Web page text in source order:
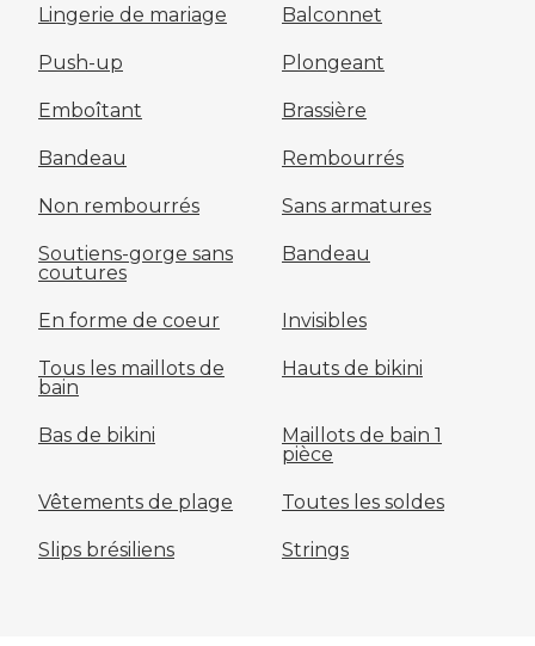
Lingerie de mariage Balconnet
Push-up Plongeant
Emboîtant Brassière
Bandeau Rembourrés
Non rembourrés Sans armatures
Soutiens-gorge sans
coutures
Bandeau
En forme de coeur Invisibles
Tous les maillots de
bain
Hauts de bikini
Bas de bikini
Maillots de bain 1
pièce
Vêtements de plage Toutes les soldes
Slips brésiliens Strings